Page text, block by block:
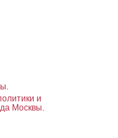
и
Москвы.